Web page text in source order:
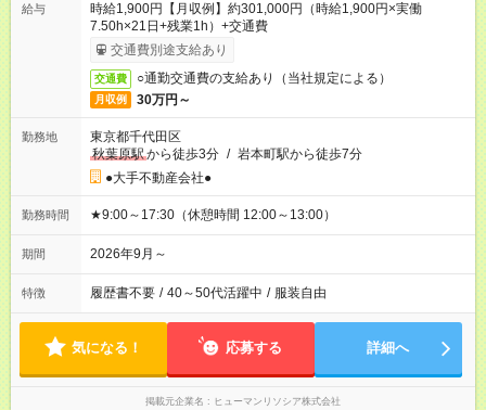
給与
時給1,900円【月収例】約301,000円（時給1,900円×実働
7.50h×21日+残業1h）+交通費
交通費別途支給あり
交通費 ○通勤交通費の支給あり（当社規定による）
月収例 30万円～
勤務地
東京都千代田区
秋葉原駅から徒歩3分 / 岩本町駅から徒歩7分
●大手不動産会社●
勤務時間 ★9:00～17:30（休憩時間 12:00～13:00）
期間 2026年9月～
特徴 履歴書不要 / 40～50代活躍中 / 服装自由
気になる！ 応募する 詳細へ
掲載元企業名 ヒューマンリソシア株式会社